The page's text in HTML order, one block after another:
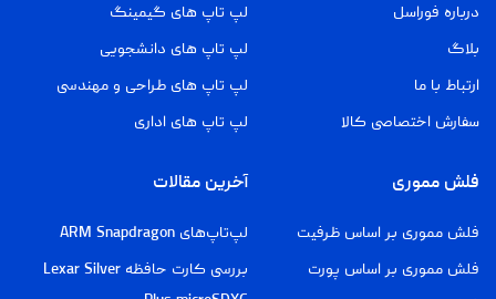
درباره فوراسل
بلاگ
ارتباط با ما
سفارش اختصاصی کالا
لپ تاپ های گیمینگ
لپ تاپ های دانشجویی
لپ تاپ های طراحی و مهندسی
لپ تاپ های اداری
فلش مموری
فلش مموری بر اساس ظرفیت
فلش مموری بر اساس پورت
آخرین مقالات
لپ‌تاپ‌های ARM Snapdragon
بررسی کارت حافظه Lexar Silver